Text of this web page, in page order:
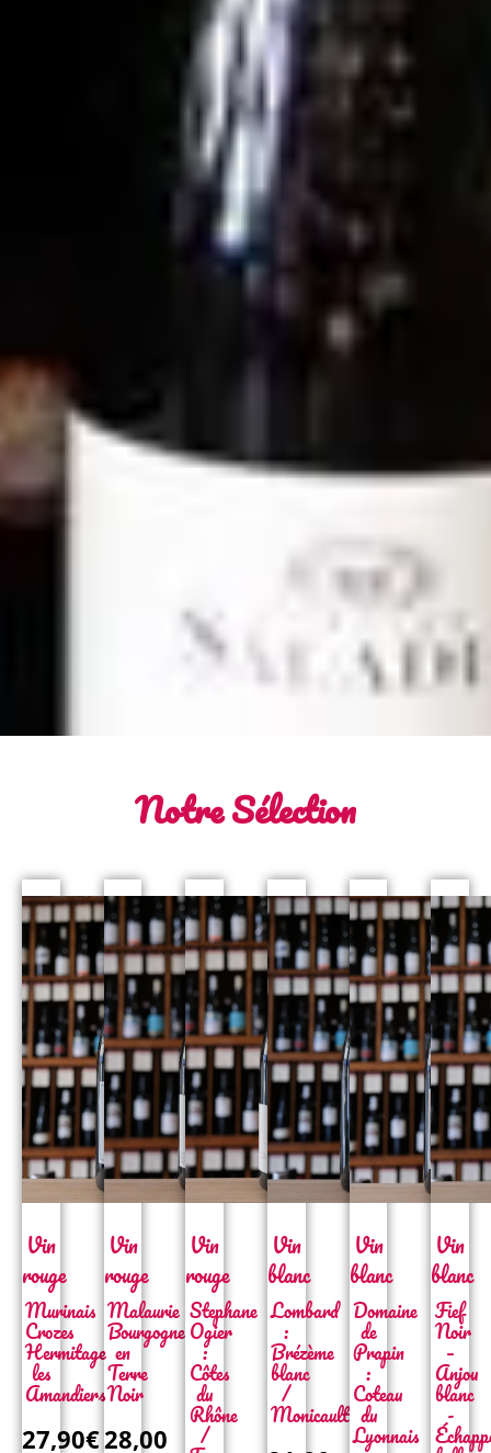
Notre Sélection
Vin
rouge
Murinais
Crozes
Hermitage
les
Amandiers
27,90€
Vin
rouge
Malaurie
Bourgogne
en
Terre
Noir
28,00
Vin
rouge
Stephane
Ogier
:
Côtes
du
Rhône
/
Vin
blanc
Lombard
:
Brézème
blanc
/
Monicault
Vin
blanc
Domaine
de
Prapin
:
Coteau
du
Lyonnais
Vin
blanc
Fief
Noir
–
Anjou
blanc
-